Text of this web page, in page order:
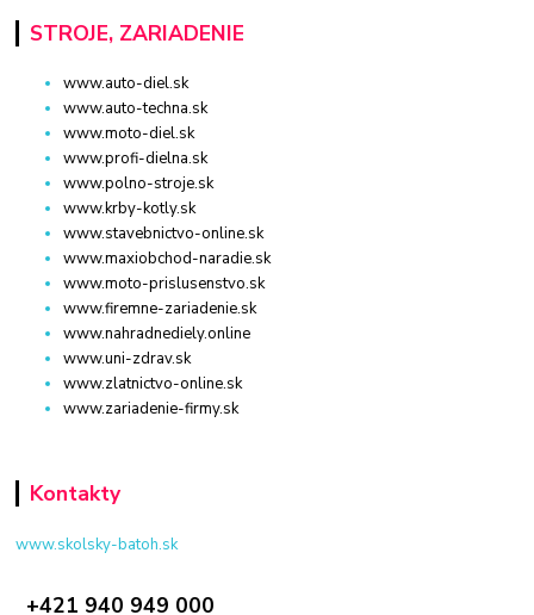
STROJE, ZARIADENIE
www.auto-diel.sk
www.auto-techna.sk
www.moto-diel.sk
www.profi-dielna.sk
www.polno-stroje.sk
www.krby-kotly.sk
www.stavebnictvo-online.sk
www.maxiobchod-naradie.sk
www.moto-prislusenstvo.sk
www.firemne-zariadenie.sk
www.nahradnediely.online
www.uni-zdrav.sk
www.zlatnictvo-online.sk
www.zariadenie-firmy.sk
Kontakty
www.skolsky-batoh.sk
+421 940 949 000